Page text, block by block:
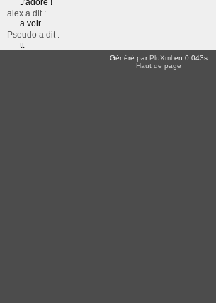
alex a dit :
a voir
Pseudo a dit :
tt
Généré parPluXml en 0.043s
Haut de page